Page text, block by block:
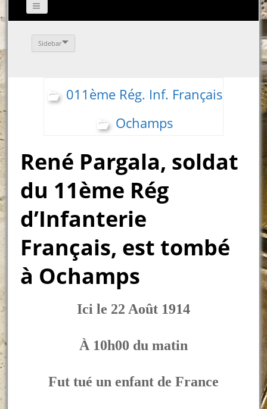
Sidebar
011ème Rég. Inf. Français
Ochamps
René Pargala, soldat
du 11ème Rég
d’Infanterie
Français, est tombé
à Ochamps
Ici le 22 Août 1914
À 10h00 du matin
Fut tué un enfant de France